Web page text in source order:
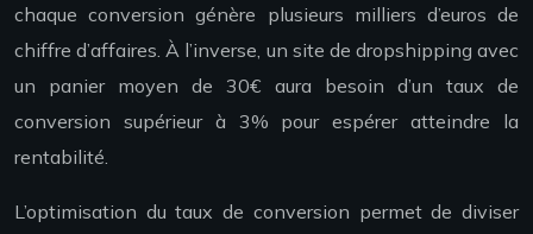
chaque conversion génère plusieurs milliers d’euros de
chiffre d’affaires. À l’inverse, un site de dropshipping avec
un panier moyen de 30€ aura besoin d’un taux de
conversion supérieur à 3% pour espérer atteindre la
rentabilité.
L’optimisation du taux de conversion permet de diviser